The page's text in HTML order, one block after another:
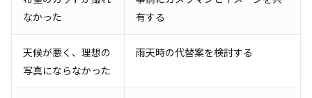
なかった
有する
天候が悪く、理想の
写真にならなかった
雨天時の代替案を検討する